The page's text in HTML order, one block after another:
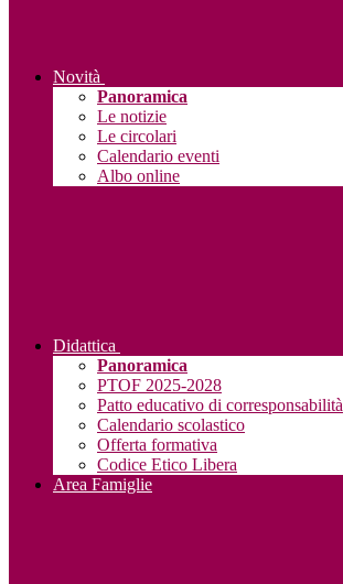
Novità
Panoramica
Le notizie
Le circolari
Calendario eventi
Albo online
Didattica
Panoramica
PTOF 2025-2028
Patto educativo di corresponsabilità
Calendario scolastico
Offerta formativa
Codice Etico Libera
Area Famiglie